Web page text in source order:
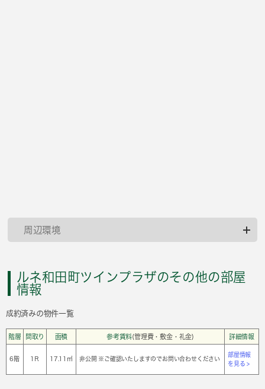
周辺環境
ルネ和田町ツインプラザのその他の部屋
情報
成約済みの物件一覧
階層 間取り 面積 参考賃料(管理費・敷金・礼金) 詳細情報
6階 1Ｒ 17.11㎡ 非公開 ※ご確認いたしますのでお問い合わせください
部屋情報
を見る >